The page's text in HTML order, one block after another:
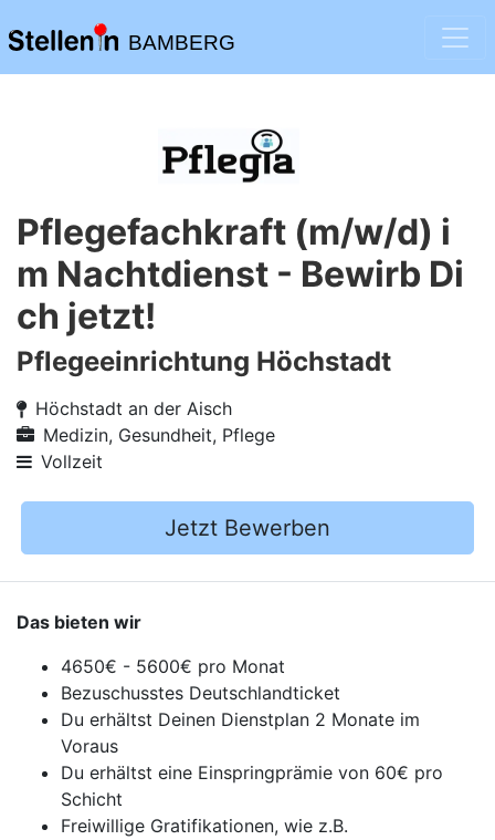
BAMBERG
Pflegefachkraft (m/w/d) i
m Nachtdienst - Bewirb Di
ch jetzt!
Pflegeeinrichtung Höchstadt
Höchstadt an der Aisch
Medizin, Gesundheit, Pflege
Vollzeit
Jetzt Bewerben
Das bieten wir
4650€ - 5600€ pro Monat
Bezuschusstes Deutschlandticket
Du erhältst Deinen Dienstplan 2 Monate im
Voraus
Du erhältst eine Einspringprämie von 60€ pro
Schicht
Freiwillige Gratifikationen, wie z.B.